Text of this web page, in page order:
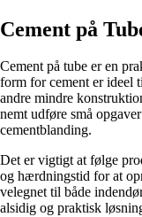
Cement på
Cement på tube er en
form for cement er ideel
andre mindre
nemt udføre små
cementblanding.
Det er vigtigt at følge
og hærdningstid for at
velegnet til både
alsidig og praktisk